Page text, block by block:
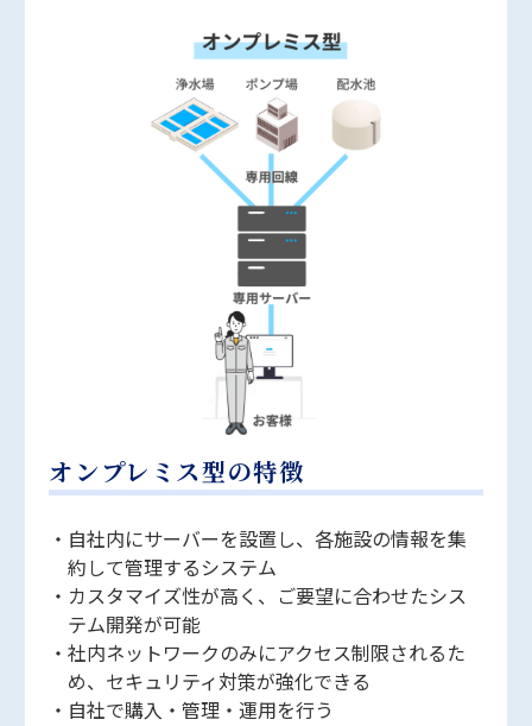
オンプレミス型の特徴
自社内にサーバーを設置し、各施設の情報を集
約して管理するシステム
カスタマイズ性が高く、ご要望に合わせたシス
テム開発が可能
社内ネットワークのみにアクセス制限されるた
め、セキュリティ対策が強化できる
自社で購入・管理・運用を行う